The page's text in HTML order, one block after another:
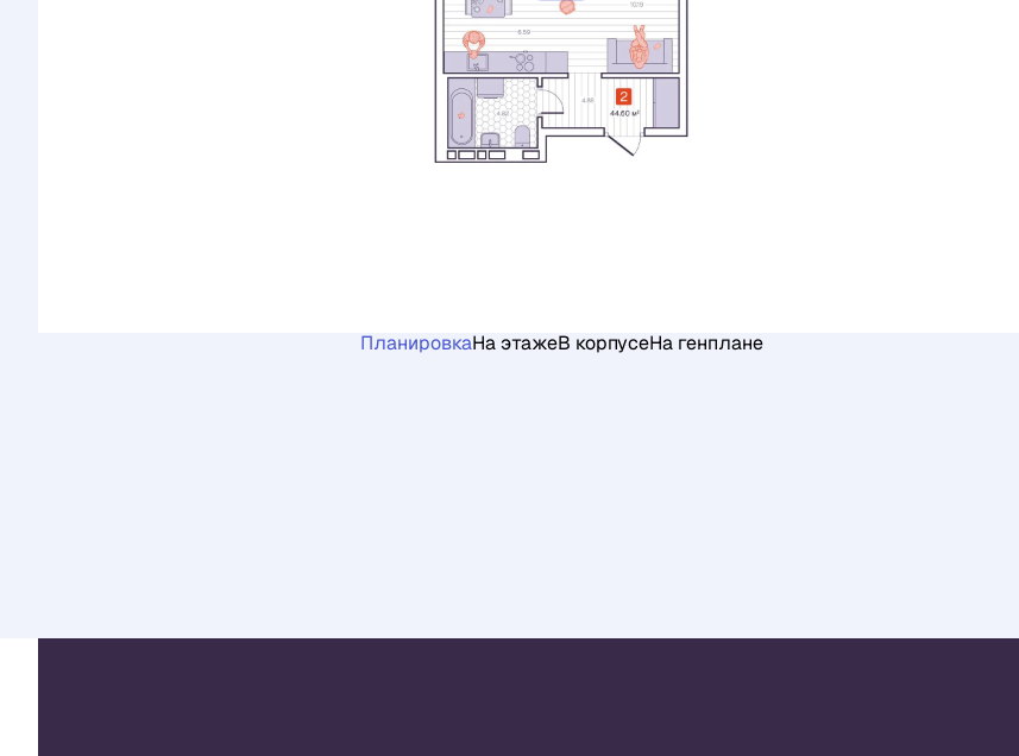
ПланировкаНа этажеВ корпусеНа генплане